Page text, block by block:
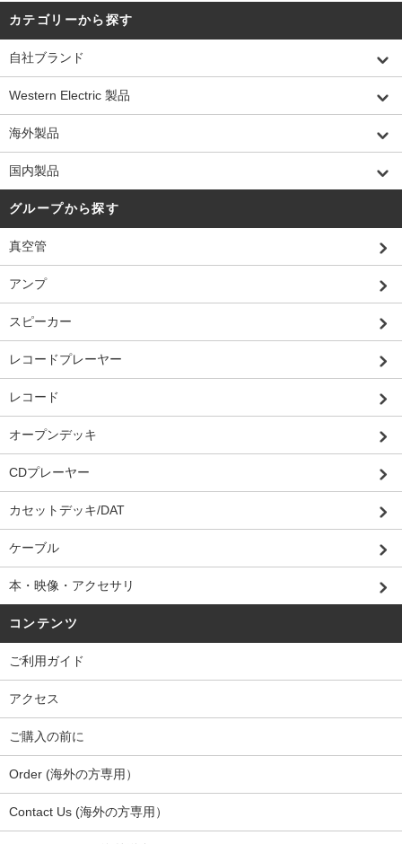
カテゴリーから探す
自社ブランド
Western Electric 製品
海外製品
国内製品
グループから探す
真空管
アンプ
スピーカー
レコードプレーヤー
レコード
オープンデッキ
CDプレーヤー
カセットデッキ/DAT
ケーブル
本・映像・アクセサリ
コンテンツ
ご利用ガイド
アクセス
ご購入の前に
Order (海外の方専用）
Contact Us (海外の方専用）